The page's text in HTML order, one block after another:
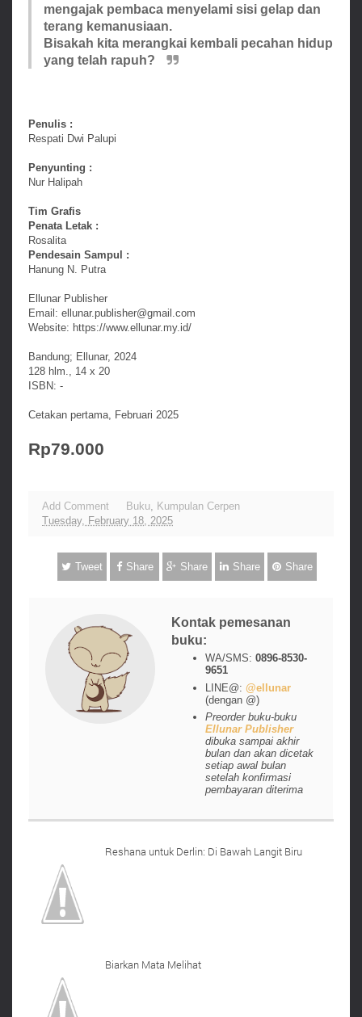
mengajak pembaca menyelami sisi gelap dan
terang kemanusiaan.
Bisakah kita merangkai kembali pecahan hidup
yang telah rapuh?
Penulis :
Respati Dwi Palupi
Penyunting :
Nur Halipah
Tim Grafis
Penata Letak :
Rosalita
Pendesain Sampul :
Hanung N. Putra
Ellunar Publisher
Email: ellunar.publisher@gmail.com
Website: https://www.ellunar.my.id/
Bandung; Ellunar, 2024
128 hlm., 14 x 20
ISBN: -
Cetakan pertama, Februari 2025
Rp79.000
Add Comment Buku, Kumpulan Cerpen
Tuesday, February 18, 2025
Tweet Share Share Share Share
Kontak pemesanan
buku:
WA/SMS:0896-8530-
9651
LINE@:@ellunar
(dengan @)
Preorder buku-buku
Ellunar Publisher
dibuka sampai akhir
bulan dan akan dicetak
setiap awal bulan
setelah konfirmasi
pembayaran diterima
Reshana untuk Derlin: Di Bawah Langit Biru
Biarkan Mata Melihat